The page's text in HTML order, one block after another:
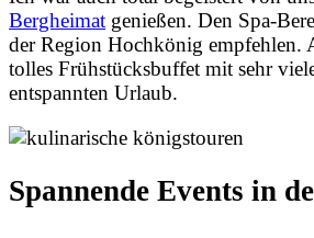
Bergheimat genießen. Den Spa-
der Region Hochkönig empfehlen.
tolles Frühstücksbuffet mit sehr
entspannten Urlaub.
Spannende Events in